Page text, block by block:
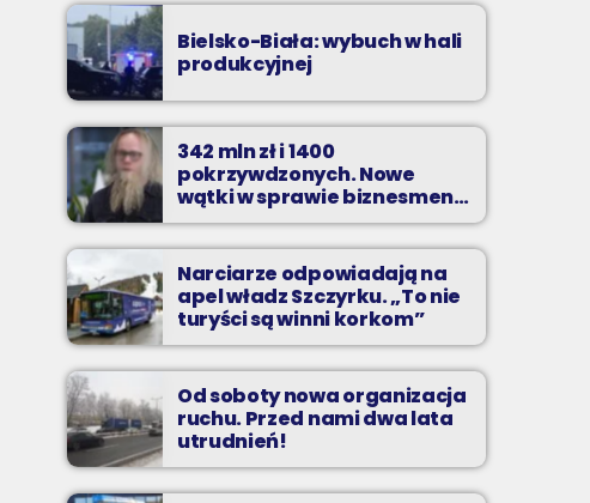
Bielsko-Biała: wybuch w hali
produkcyjnej
342 mln zł i 1400
pokrzywdzonych. Nowe
wątki w sprawie biznesmena
z Bielska-Białej
Narciarze odpowiadają na
apel władz Szczyrku. „To nie
turyści są winni korkom”
Od soboty nowa organizacja
ruchu. Przed nami dwa lata
utrudnień!